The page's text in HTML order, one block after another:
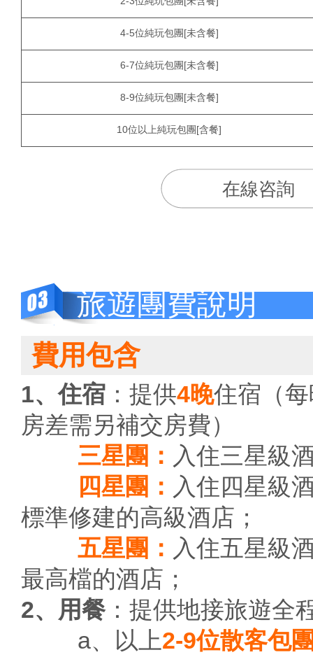
4-5位純玩包團[未含餐]
6-7位純玩包團[未含餐]
8-9位純玩包團[未含餐]
10位以上純玩包團[含餐]
在線咨詢
旅遊團費說明
費用包含
1、住宿 ：提供4晚住宿（
房差需另補交房費）
三星團： 入住三星級
四星團： 入住四星級
標準修建的高級酒店；
五星團： 入住五星級
最高檔的酒店；
2、用餐：提供地接旅遊全
a、以上2-9位散客包